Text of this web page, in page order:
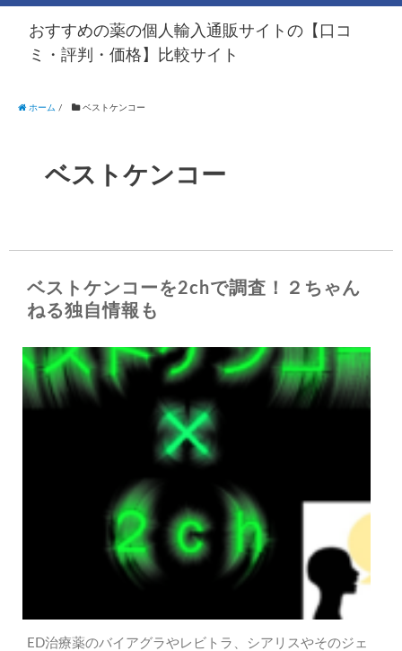
おすすめの薬の個人輸入通販サイトの【口コ
ミ・評判・価格】比較サイト
ホーム / ベストケンコー
ベストケンコー
ベストケンコーを2chで調査！２ちゃん
ねる独自情報も
ED治療薬のバイアグラやレビトラ、シアリスやそのジェ